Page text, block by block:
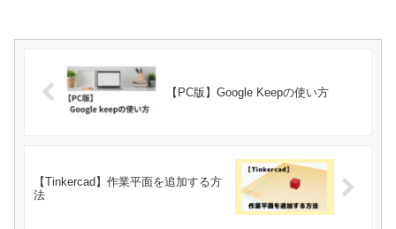
【PC版】Google Keepの使い方
【Tinkercad】作業平面を追加する方
法